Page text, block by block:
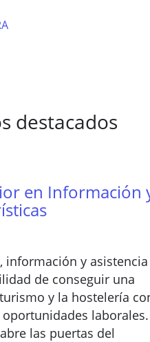
destacados
en Información
información y asistencia
de conseguir una
y la hostelería
laborales.
las puertas del